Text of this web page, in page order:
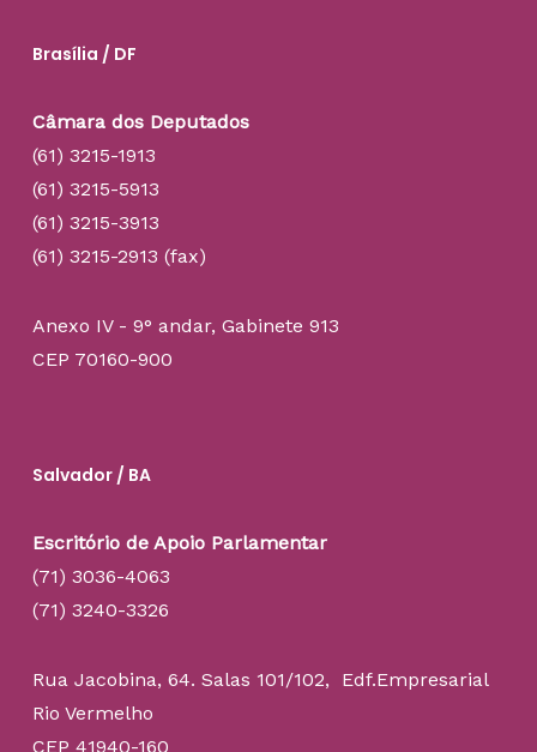
Brasília / DF
Câmara dos Deputados
(61) 3215-1913
(61) 3215-5913
(61) 3215-3913
(61) 3215-2913 (fax)
Anexo IV - 9° andar, Gabinete 913
CEP 70160-900
Salvador / BA
Escritório de Apoio Parlamentar
(71) 3036-4063
(71) 3240-3326
Rua Jacobina, 64. Salas 101/102, Edf.Empresarial
Rio Vermelho
CEP 41940-160